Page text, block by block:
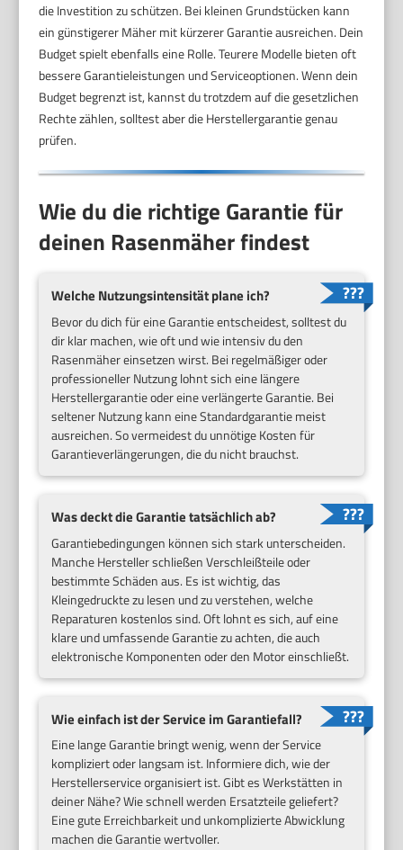
die Investition zu schützen. Bei kleinen Grundstücken kann
ein günstigerer Mäher mit kürzerer Garantie ausreichen. Dein
Budget spielt ebenfalls eine Rolle. Teurere Modelle bieten oft
bessere Garantieleistungen und Serviceoptionen. Wenn dein
Budget begrenzt ist, kannst du trotzdem auf die gesetzlichen
Rechte zählen, solltest aber die Herstellergarantie genau
prüfen.
Wie du die richtige Garantie für
deinen Rasenmäher findest
Welche Nutzungsintensität plane ich?
Bevor du dich für eine Garantie entscheidest, solltest du
dir klar machen, wie oft und wie intensiv du den
Rasenmäher einsetzen wirst. Bei regelmäßiger oder
professioneller Nutzung lohnt sich eine längere
Herstellergarantie oder eine verlängerte Garantie. Bei
seltener Nutzung kann eine Standardgarantie meist
ausreichen. So vermeidest du unnötige Kosten für
Garantieverlängerungen, die du nicht brauchst.
Was deckt die Garantie tatsächlich ab?
Garantiebedingungen können sich stark unterscheiden.
Manche Hersteller schließen Verschleißteile oder
bestimmte Schäden aus. Es ist wichtig, das
Kleingedruckte zu lesen und zu verstehen, welche
Reparaturen kostenlos sind. Oft lohnt es sich, auf eine
klare und umfassende Garantie zu achten, die auch
elektronische Komponenten oder den Motor einschließt.
Wie einfach ist der Service im Garantiefall?
Eine lange Garantie bringt wenig, wenn der Service
kompliziert oder langsam ist. Informiere dich, wie der
Herstellerservice organisiert ist. Gibt es Werkstätten in
deiner Nähe? Wie schnell werden Ersatzteile geliefert?
Eine gute Erreichbarkeit und unkomplizierte Abwicklung
machen die Garantie wertvoller.